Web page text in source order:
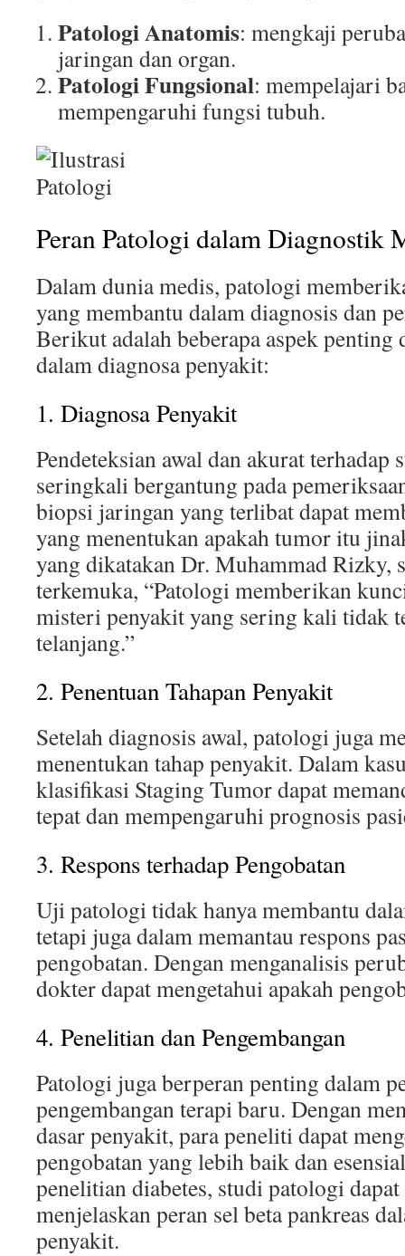
Patologi Anatomis: mengkaji
jaringan dan organ.
Patologi Fungsional: mempelajari
mempengaruhi fungsi tubuh.
Peran Patologi dalam Diagnostik
Dalam dunia medis, patologi
yang membantu dalam diagnosis dan
Berikut adalah beberapa aspek
dalam diagnosa penyakit:
1. Diagnosa Penyakit
Pendeteksian awal dan akurat terhadap
seringkali bergantung pada
biopsi jaringan yang terlibat dapat
yang menentukan apakah tumor itu
yang dikatakan Dr. Muhammad Rizky,
terkemuka, “Patologi memberikan
misteri penyakit yang sering kali tidak
telanjang.”
2. Penentuan Tahapan Penyakit
Setelah diagnosis awal, patologi juga
menentukan tahap penyakit. Dalam
klasifikasi Staging Tumor dapat
tepat dan mempengaruhi prognosis
3. Respons terhadap Pengobatan
Uji patologi tidak hanya membantu
tetapi juga dalam memantau respons
pengobatan. Dengan menganalisis
dokter dapat mengetahui apakah
4. Penelitian dan Pengembangan
Patologi juga berperan penting dalam
pengembangan terapi baru. Dengan
dasar penyakit, para peneliti dapat
pengobatan yang lebih baik dan
penelitian diabetes, studi patologi
menjelaskan peran sel beta pankreas
penyakit.